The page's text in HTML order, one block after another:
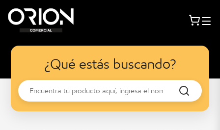
¿Qué estás buscando?